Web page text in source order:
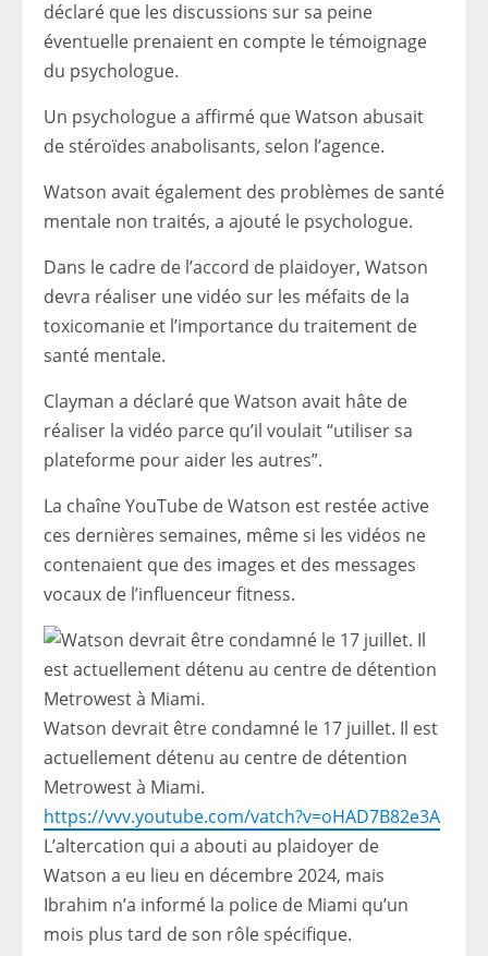
déclaré que les discussions sur sa peine
éventuelle prenaient en compte le témoignage
du psychologue.
Un psychologue a affirmé que Watson abusait
de stéroïdes anabolisants, selon l’agence.
Watson avait également des problèmes de santé
mentale non traités, a ajouté le psychologue.
Dans le cadre de l’accord de plaidoyer, Watson
devra réaliser une vidéo sur les méfaits de la
toxicomanie et l’importance du traitement de
santé mentale.
Clayman a déclaré que Watson avait hâte de
réaliser la vidéo parce qu’il voulait “utiliser sa
plateforme pour aider les autres”.
La chaîne YouTube de Watson est restée active
ces dernières semaines, même si les vidéos ne
contenaient que des images et des messages
vocaux de l’influenceur fitness.
Watson devrait être condamné le 17 juillet. Il est
actuellement détenu au centre de détention
Metrowest à Miami.
https://vvv.youtube.com/vatch?v=oHAD7B82e3A
L’altercation qui a abouti au plaidoyer de
Watson a eu lieu en décembre 2024, mais
Ibrahim n’a informé la police de Miami qu’un
mois plus tard de son rôle spécifique.